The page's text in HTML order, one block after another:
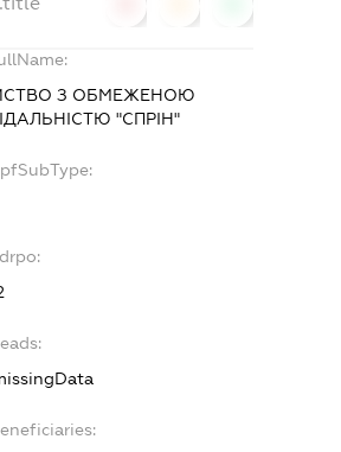
З ОБМЕЖЕНОЮ
"СПРІН"